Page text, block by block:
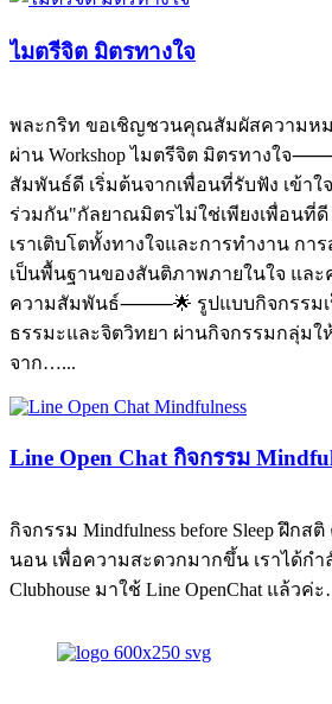
ไมตรีจิต มิตรทางใจ
พละกริท ขอเชิญชวนคุณสัมผัสความหม
ผ่าน Workshop ไมตรีจิต มิตรทางใจ
สัมพันธ์ดี เริ่มต้นจากเพื่อนที่รับฟัง เข้าใ
ร่วมกัน"กัลยาณมิตรไม่ใช่เพียงเพื่อนที่
เราเติบโตทั้งทางใจและการทำงาน กา
เป็นพื้นฐานของสันติภาพภายในใจ แล
ความสัมพันธ์⸻🌟 รูปแบบกิจกรรมเ
ธรรมะและจิตวิทยา ผ่านกิจกรรมกลุ่มใ
จาก…...
Line Open Chat กิจกรรม
กิจกรรม Mindfulness before Sleep ฝึก
นอน เพื่อความสะดวกมากขึ้น เราได้กำ
Clubhouse มาใช้ Line OpenChat แล้วค่